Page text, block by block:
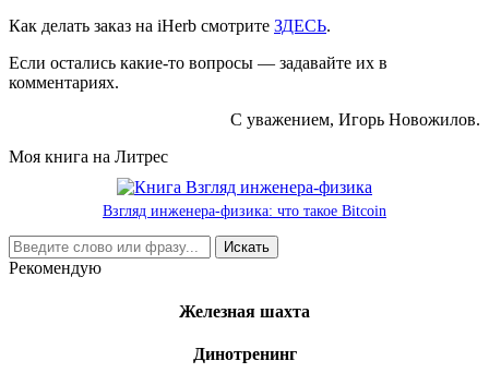
Как делать заказ на iHerb смотрите ЗДЕСЬ.
Если остались какие-то вопросы — задавайте их в
комментариях.
С уважением, Игорь Новожилов.
Моя книга на Литрес
Взгляд инженера-физика: что такое Bitcoin
Рекомендую
Железная шахта
Динотренинг